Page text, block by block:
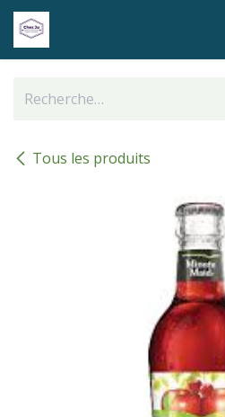
Se rendre au contenu
Tous les produits